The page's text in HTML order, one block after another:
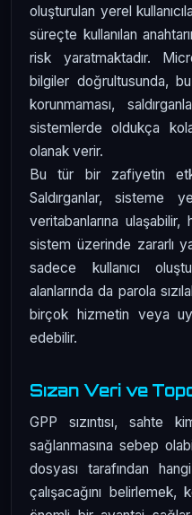
oluşturulan yerel
süreçte kullanılan
risk yaratmaktadır.
bilgiler doğrultusunda,
korunmaması,
sistemlerde oldukça
olanak verir.
Bu tür bir zafiyetin
Saldırganlar, sisteme
veritabanlarına
sistem üzerinde zararlı
sadece kullanıcı
alanlarında da parola
birçok hizmetin veya
edebilir.
Sızan Veri ve
GPP sızıntısı, sahte
sağlanmasına sebep
dosyası tarafından
çalışacağını belirlemek,